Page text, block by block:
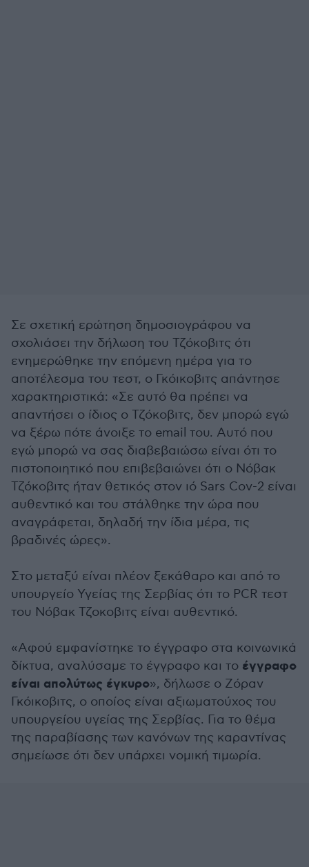
Σε σχετική ερώτηση δημοσιογράφου να
σχολιάσει την δήλωση του Τζόκοβιτς ότι
ενημερώθηκε την επόμενη ημέρα για το
αποτέλεσμα του τεστ, ο Γκόικοβιτς απάντησε
χαρακτηριστικά: «Σε αυτό θα πρέπει να
απαντήσει ο ίδιος ο Τζόκοβιτς, δεν μπορώ εγώ
να ξέρω πότε άνοιξε το email του. Αυτό που
εγώ μπορώ να σας διαβεβαιώσω είναι ότι το
πιστοποιητικό που επιβεβαιώνει ότι ο Νόβακ
Τζόκοβιτς ήταν θετικός στον ιό Sars Cov-2 είναι
αυθεντικό και του στάλθηκε την ώρα που
αναγράφεται, δηλαδή την ίδια μέρα, τις
βραδινές ώρες».
Στο μεταξύ είναι πλέον ξεκάθαρο και από το
υπουργείο Υγείας της Σερβίας ότι το PCR τεστ
του Νόβακ Τζοκοβιτς είναι αυθεντικό.
«Αφού εμφανίστηκε το έγγραφο στα κοινωνικά
δίκτυα, αναλύσαμε το έγγραφο και το έγγραφο
είναι απολύτως έγκυρο», δήλωσε ο Ζόραν
Γκόικοβιτς, ο οποίος είναι αξιωματούχος του
υπουργείου υγείας της Σερβίας. Για το θέμα
της παραβίασης των κανόνων της καραντίνας
σημείωσε ότι δεν υπάρχει νομική τιμωρία.